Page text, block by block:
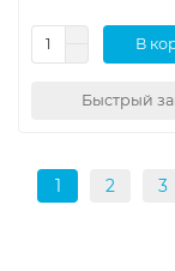
В
Быстрый
1 2 3